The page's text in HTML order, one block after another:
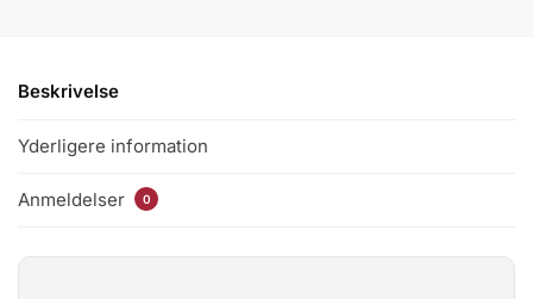
Beskrivelse
Yderligere information
Anmeldelser 0